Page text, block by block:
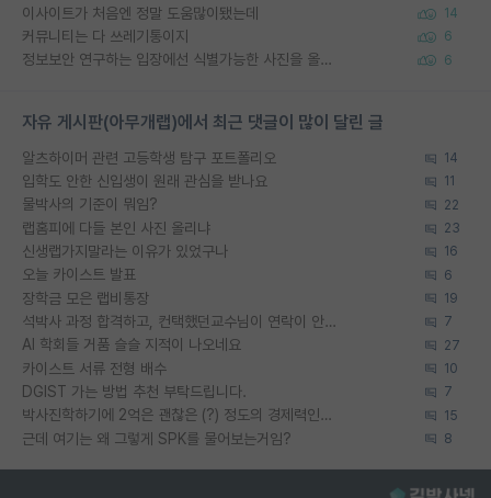
이사이트가 처음엔 정말 도움많이됐는데 14
커뮤니티는 다 쓰레기통이지 6
정보보안 연구하는 입장에선 식별가능한 사진을 올리는건 비추이긴함 6
자유 게시판(아무개랩)에서 최근 댓글이 많이 달린 글
알츠하이머 관련 고등학생 탐구 포트폴리오 14
입학도 안한 신입생이 원래 관심을 받나요 11
물박사의 기준이 뭐임? 22
랩홈피에 다들 본인 사진 올리냐 23
신생랩가지말라는 이유가 있었구나 16
오늘 카이스트 발표 6
장학금 모은 랩비통장 19
석박사 과정 합격하고, 컨택했던교수님이 연락이 안됩니다... 7
AI 학회들 거품 슬슬 지적이 나오네요 27
카이스트 서류 전형 배수 10
DGIST 가는 방법 추천 부탁드립니다. 7
박사진학하기에 2억은 괜찮은 (?) 정도의 경제력인가요 15
근데 여기는 왜 그렇게 SPK를 물어보는거임? 8